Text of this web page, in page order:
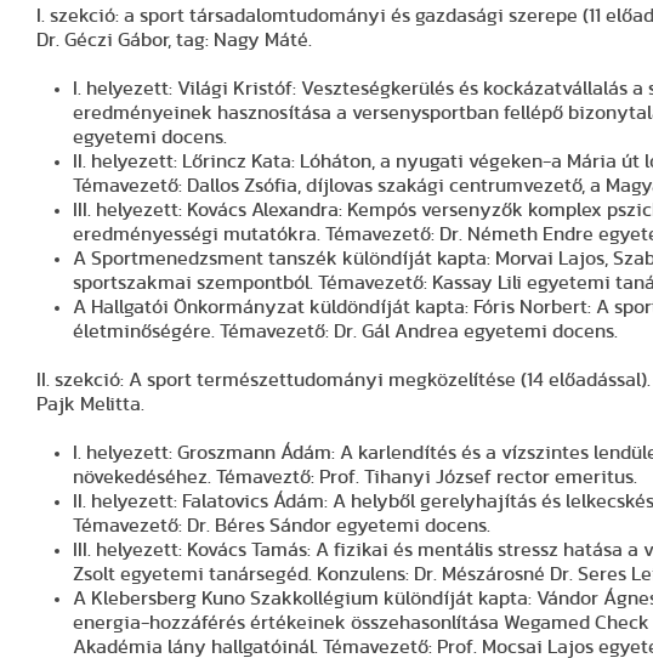
I. szekció: a sport társadalomtudományi és gazdasági szerepe (11
Dr. Géczi Gábor, tag: Nagy Máté.
I. helyezett: Világi Kristóf: Veszteségkerülés és kockázatvállalás
eredményeinek hasznosítása a versenysportban fellépő
egyetemi docens.
II. helyezett: Lőrincz Kata: Lóháton, a nyugati végeken-a Mária
Témavezető: Dallos Zsófia, díjlovas szakági centrumvezető, a
III. helyezett: Kovács Alexandra: Kempós versenyzők komplex
eredményességi mutatókra. Témavezető: Dr. Németh Endre
A Sportmenedzsment tanszék különdíját kapta: Morvai Lajos,
sportszakmai szempontból. Témavezető: Kassay Lili egyetemi
A Hallgatói Önkormányzat küldöndíját kapta: Fóris Norbert: A
életminőségére. Témavezető: Dr. Gál Andrea egyetemi docens.
II. szekció: A sport természettudományi megközelítése (14
Pajk Melitta.
I. helyezett: Groszmann Ádám: A karlendítés és a vízszintes
növekedéséhez. Témaveztő: Prof. Tihanyi József rector emeritus.
II. helyezett: Falatovics Ádám: A helyből gerelyhajítás és
Témavezető: Dr. Béres Sándor egyetemi docens.
III. helyezett: Kovács Tamás: A fizikai és mentális stressz hatása
Zsolt egyetemi tanársegéd. Konzulens: Dr. Mészárosné Dr. Seres
A Klebersberg Kuno Szakkollégium különdíját kapta: Vándor
energia-hozzáférés értékeinek összehasonlítása Wegamed
Akadémia lány hallgatóinál. Témavezető: Prof. Mocsai Lajos